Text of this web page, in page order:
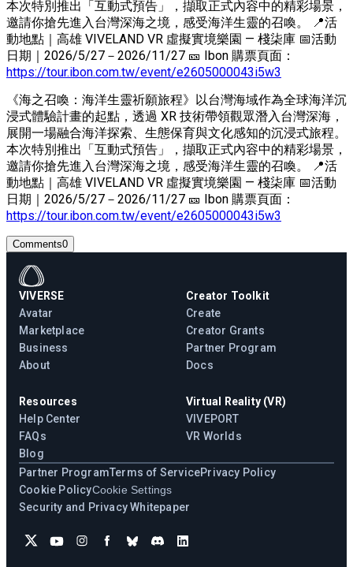
本次特別推出「互動式預告」，擷取正式內容中的精彩場景，
邀請你搶先進入台灣深海之境，感受海洋生靈的召喚。 📍活
動地點｜高雄 VIVELAND VR 虛擬實境樂園 — 棧柒庫 📅活動
日期｜2026/5/27－2026/11/27 🎫 Ibon 購票頁面：
https://tour.ibon.com.tw/event/e2605000043i5w3
《海之召喚：海洋生靈祈願旅程》以台灣海域作為全球海洋沉
浸式體驗計畫的起點，透過 XR 技術帶領觀眾潛入台灣深海，
展開一場融合海洋探索、生態保育與文化感知的沉浸式旅程。
本次特別推出「互動式預告」，擷取正式內容中的精彩場景，
邀請你搶先進入台灣深海之境，感受海洋生靈的召喚。 📍活
動地點｜高雄 VIVELAND VR 虛擬實境樂園 — 棧柒庫 📅活動
日期｜2026/5/27－2026/11/27 🎫 Ibon 購票頁面：
https://tour.ibon.com.tw/event/e2605000043i5w3
Comments0
VIVERSE
Avatar
Marketplace
Business
About
Creator Toolkit
Create
Creator Grants
Partner Program
Docs
Resources
Help Center
FAQs
Blog
Virtual Reality (VR)
VIVEPORT
VR Worlds
Partner ProgramTerms of ServicePrivacy Policy
Cookie PolicyCookie Settings
Security and Privacy Whitepaper